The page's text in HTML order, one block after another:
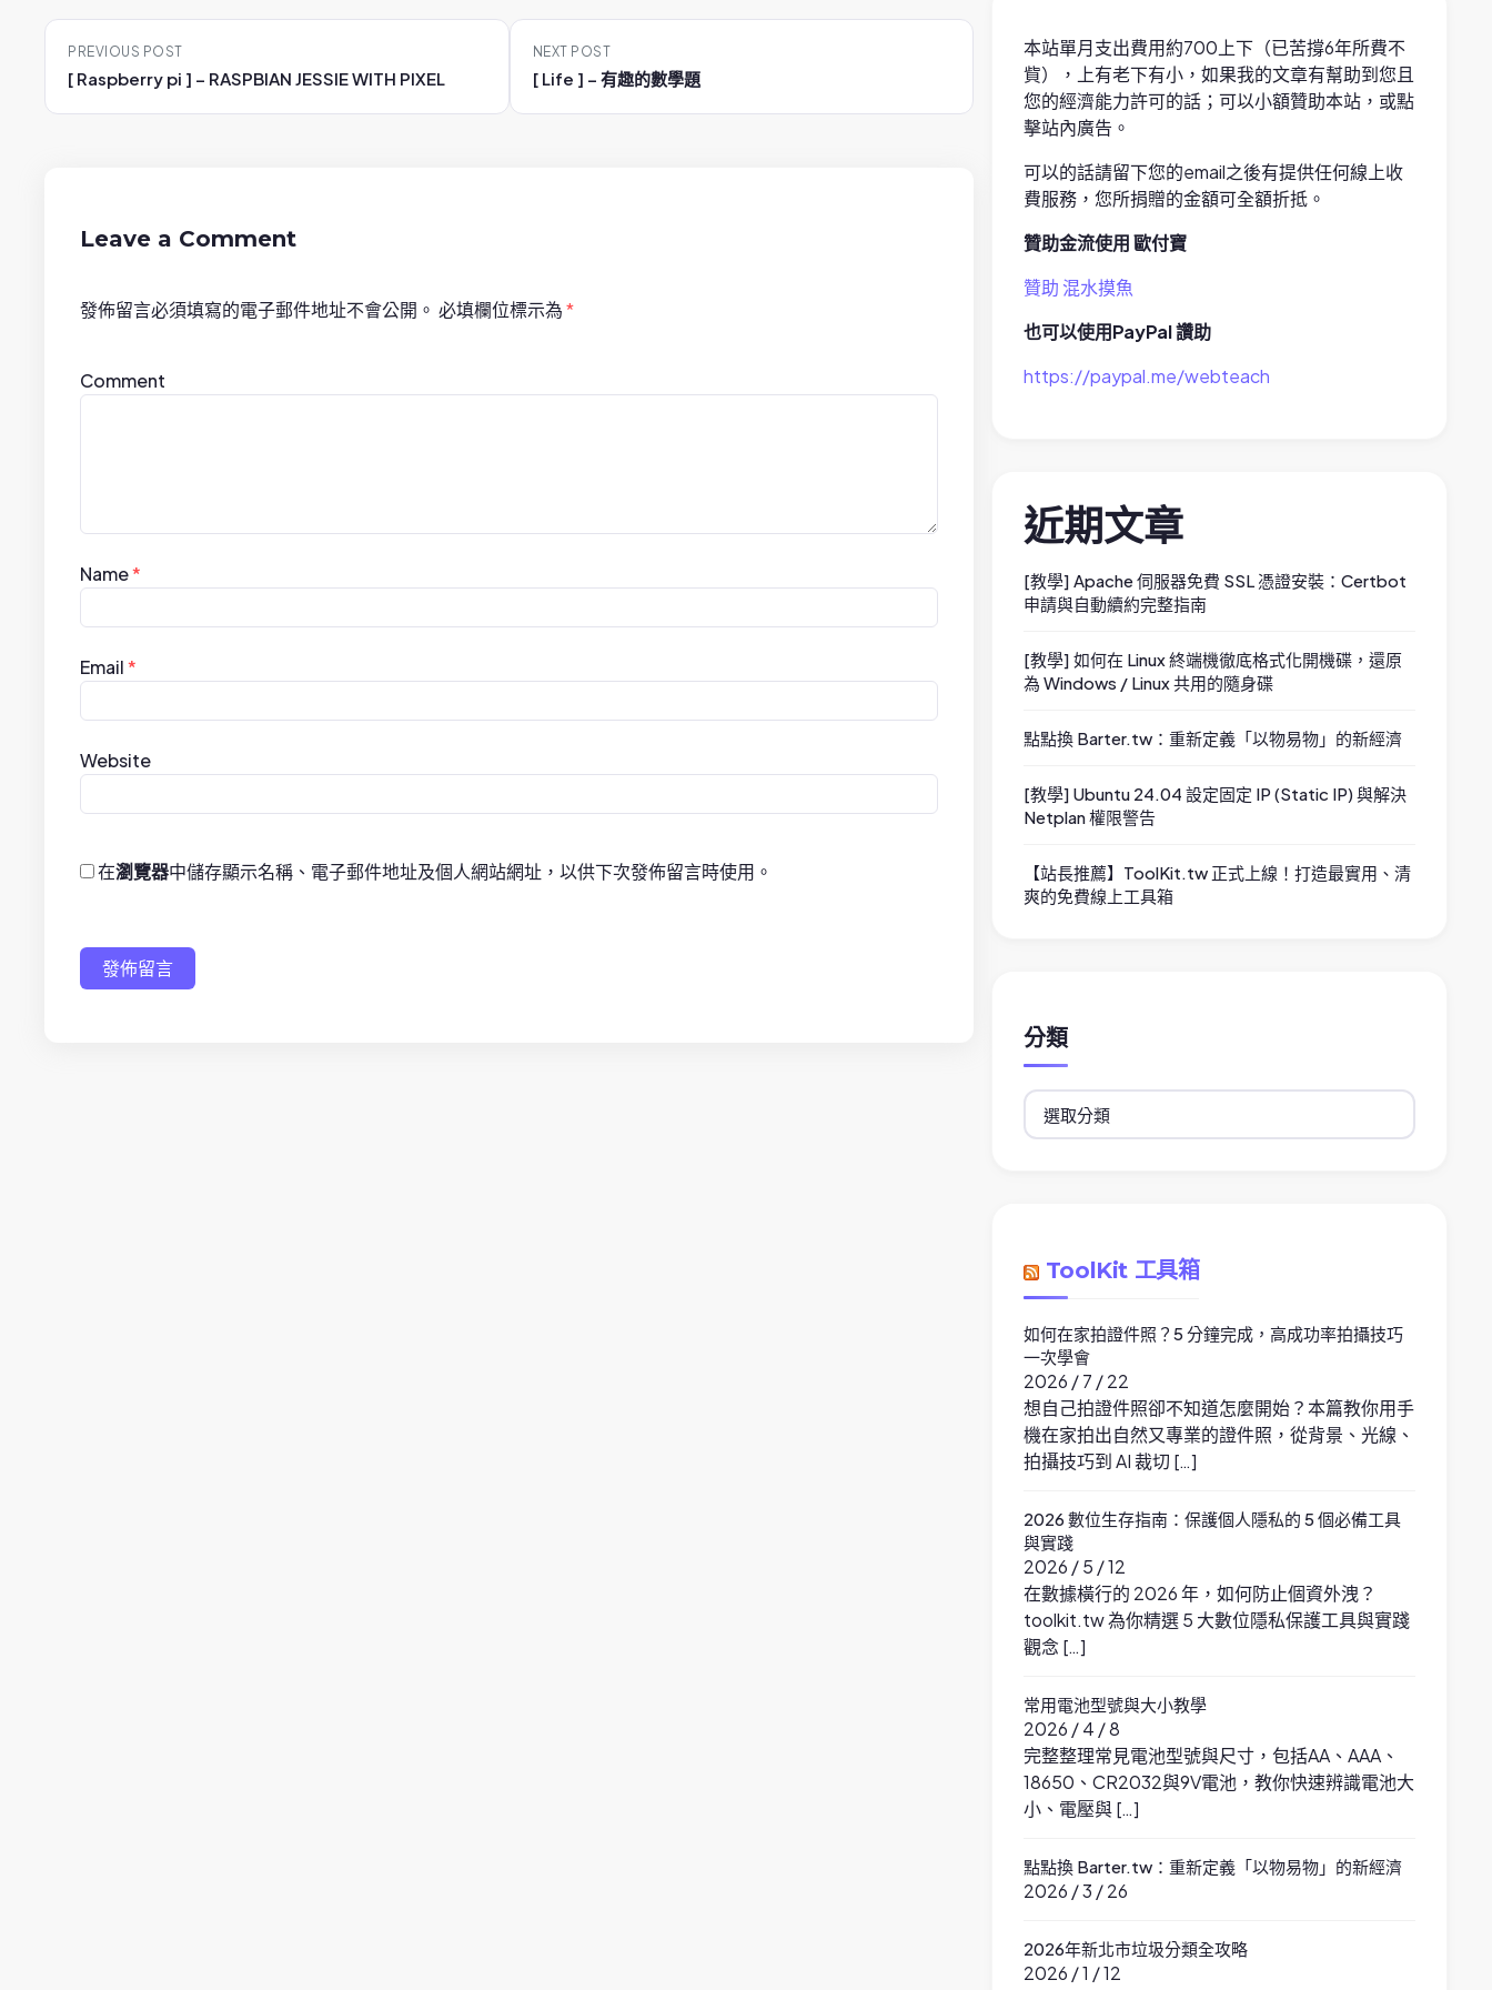
PPREVIOUS POST
[ Raspberry pi ] – RASPBIAN JESSIE WITH PIXEL
NEXT POST
[ Life ] – 有趣的數學題
Leave a Comment
發佈留言必須填寫的電子郵件地址不會公開。 必填欄位標示為*
Comment
Name*
Email*
Website
在瀏覽器中儲存顯示名稱、電子郵件地址及個人網站網址，以供下次發佈留言時使用。
發佈留言
本站單月支出費用約700上下（已苦撐6年所費不
貲），上有老下有小，如果我的文章有幫助到您且
您的經濟能力許可的話；可以小額贊助本站，或點
擊站內廣告。
可以的話請留下您的email之後有提供任何線上收
費服務，您所捐贈的金額可全額折抵。
贊助金流使用 歐付寶
贊助 混水摸魚
也可以使用PayPal 讚助
https://paypal.me/webteach
近期文章
[教學] Apache 伺服器免費 SSL 憑證安裝：Certbot
申請與自動續約完整指南
[教學] 如何在 Linux 終端機徹底格式化開機碟，還原
為 Windows / Linux 共用的隨身碟
點點換 Barter.tw：重新定義「以物易物」的新經濟
[教學] Ubuntu 24.04 設定固定 IP (Static IP) 與解決
Netplan 權限警告
【站長推薦】ToolKit.tw 正式上線！打造最實用、清
爽的免費線上工具箱
分類
分
類
ToolKit 工具箱
如何在家拍證件照？5 分鐘完成，高成功率拍攝技巧
一次學會
2026 / 7 / 22
想自己拍證件照卻不知道怎麼開始？本篇教你用手
機在家拍出自然又專業的證件照，從背景、光線、
拍攝技巧到 AI 裁切 […]
2026 數位生存指南：保護個人隱私的 5 個必備工具
與實踐
2026 / 5 / 12
在數據橫行的 2026 年，如何防止個資外洩？
toolkit.tw 為你精選 5 大數位隱私保護工具與實踐
觀念 […]
常用電池型號與大小教學
2026 / 4 / 8
完整整理常見電池型號與尺寸，包括AA、AAA、
18650、CR2032與9V電池，教你快速辨識電池大
小、電壓與 […]
點點換 Barter.tw：重新定義「以物易物」的新經濟
2026 / 3 / 26
2026年新北市垃圾分類全攻略
2026 / 1 / 12